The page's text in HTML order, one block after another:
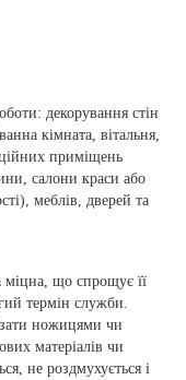
декорування стін
кімната, вітальня,
приміщень
салони краси або
меблів, дверей та
міцна, що спрощує її
термін служби.
ножицями чи
матеріалів чи
не роздмухується і